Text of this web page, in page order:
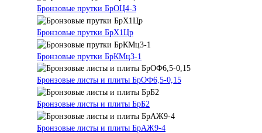
Бронзовые прутки БрОЦ4-3
Бронзовые прутки БрХ1Цр
Бронзовые прутки БрКМц3-1
Бронзовые листы и плиты БрОФ6,5-0,15
Бронзовые листы и плиты БрБ2
Бронзовые листы и плиты БрАЖ9-4